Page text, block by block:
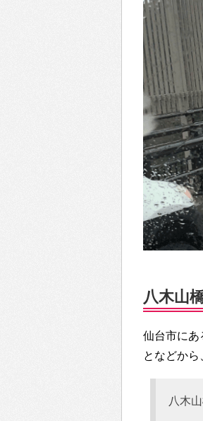
八木山
仙台市にあ
となどから
八木